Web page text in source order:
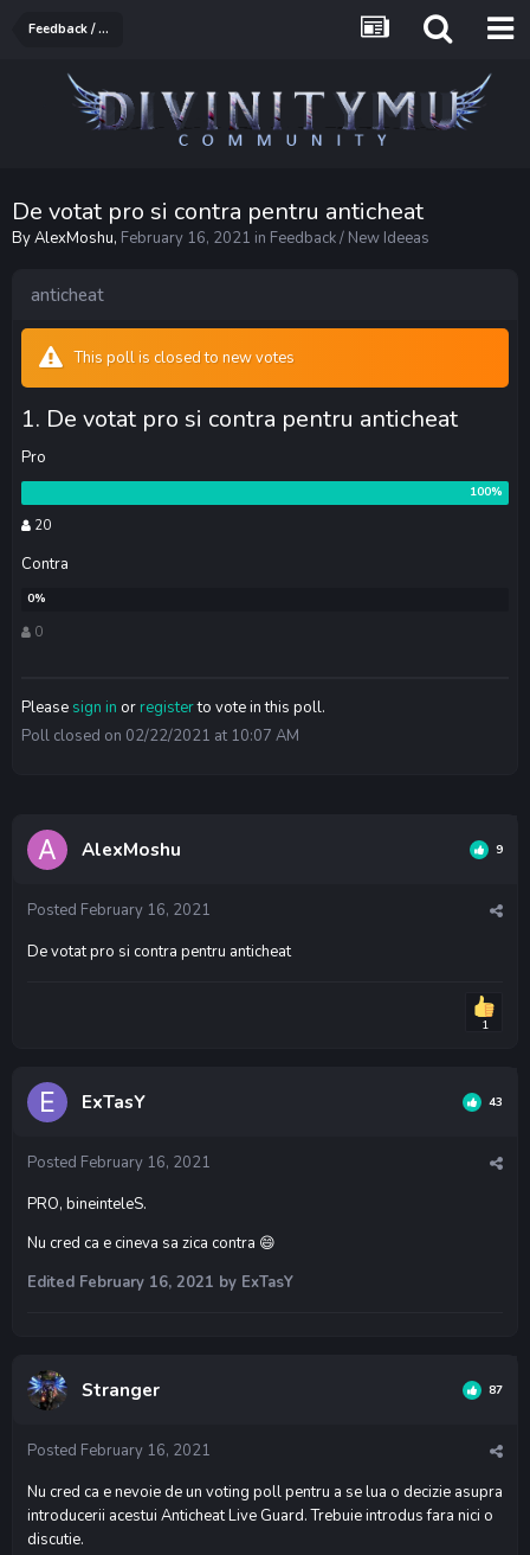
Feedback / New Ideeas
De votat pro si contra pentru anticheat
ByAlexMoshu, February 16, 2021 in Feedback / New Ideeas
anticheat
This poll is closed to new votes
1. De votat pro si contra pentru anticheat
Pro
20
Contra
0
Please sign in or registerto vote in this poll.
Poll closed on 02/22/2021 at 10:07 AM
AlexMoshu 9
Posted February 16, 2021
De votat pro si contra pentru anticheat
1
ExTasY 43
Posted February 16, 2021
PRO, bineinteleS.
Nu cred ca e cineva sa zica contra 😄
Edited February 16, 2021 by ExTasY
Stranger 87
Posted February 16, 2021
Nu cred ca e nevoie de un voting poll pentru a se lua o decizie asupra
introducerii acestui Anticheat Live Guard. Trebuie introdus fara nici o
discutie.